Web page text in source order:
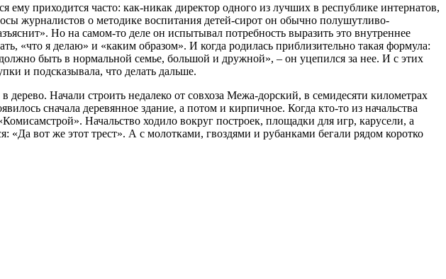
приходится часто: как-никак директор одного из лучших в республике интернатов,
журналистов о методике воспитания детей-сирот он обычно полушутливо-
Но на самом-то деле он испытывал потребность выразить это внутреннее
«что я делаю» и «каким образом». И когда родилась приблизительно такая формула:
быть в нормальной семье, большой и дружной», – он уцепился за нее. И с этих
и подсказывала, что делать дальше.
Начали строить недалеко от совхоза Межа-дорский, в семидесяти километрах
сначала деревянное здание, а потом и кирпичное. Когда кто-то из начальства
Начальство ходило вокруг построек, площадки для игр, карусели, а
«Да вот же этот трест». А с молотками, гвоздями и рубанками бегали рядом коротко